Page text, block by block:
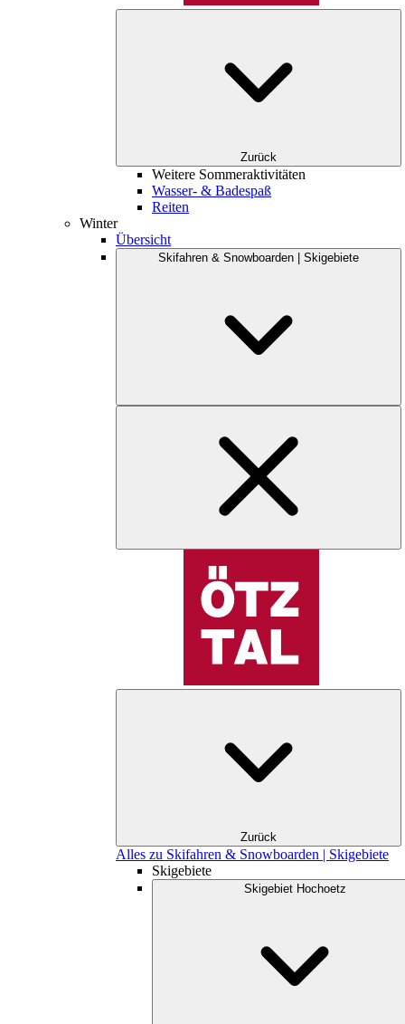
Zurück
Weitere Sommeraktivitäten
Wasser- & Badespaß
Reiten
Winter
Übersicht
Skifahren & Snowboarden | Skigebiete
Zurück
Alles zu Skifahren & Snowboarden | Skigebiete
Skigebiete
Skigebiet Hochoetz